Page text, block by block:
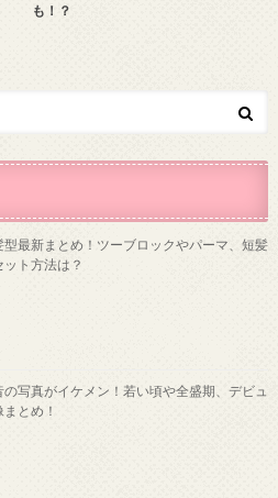
も！？
型最新まとめ！ツーブロックやパーマ、短髪
ト方法は？
の写真がイケメン！若い頃や全盛期、デビュ
とめ！